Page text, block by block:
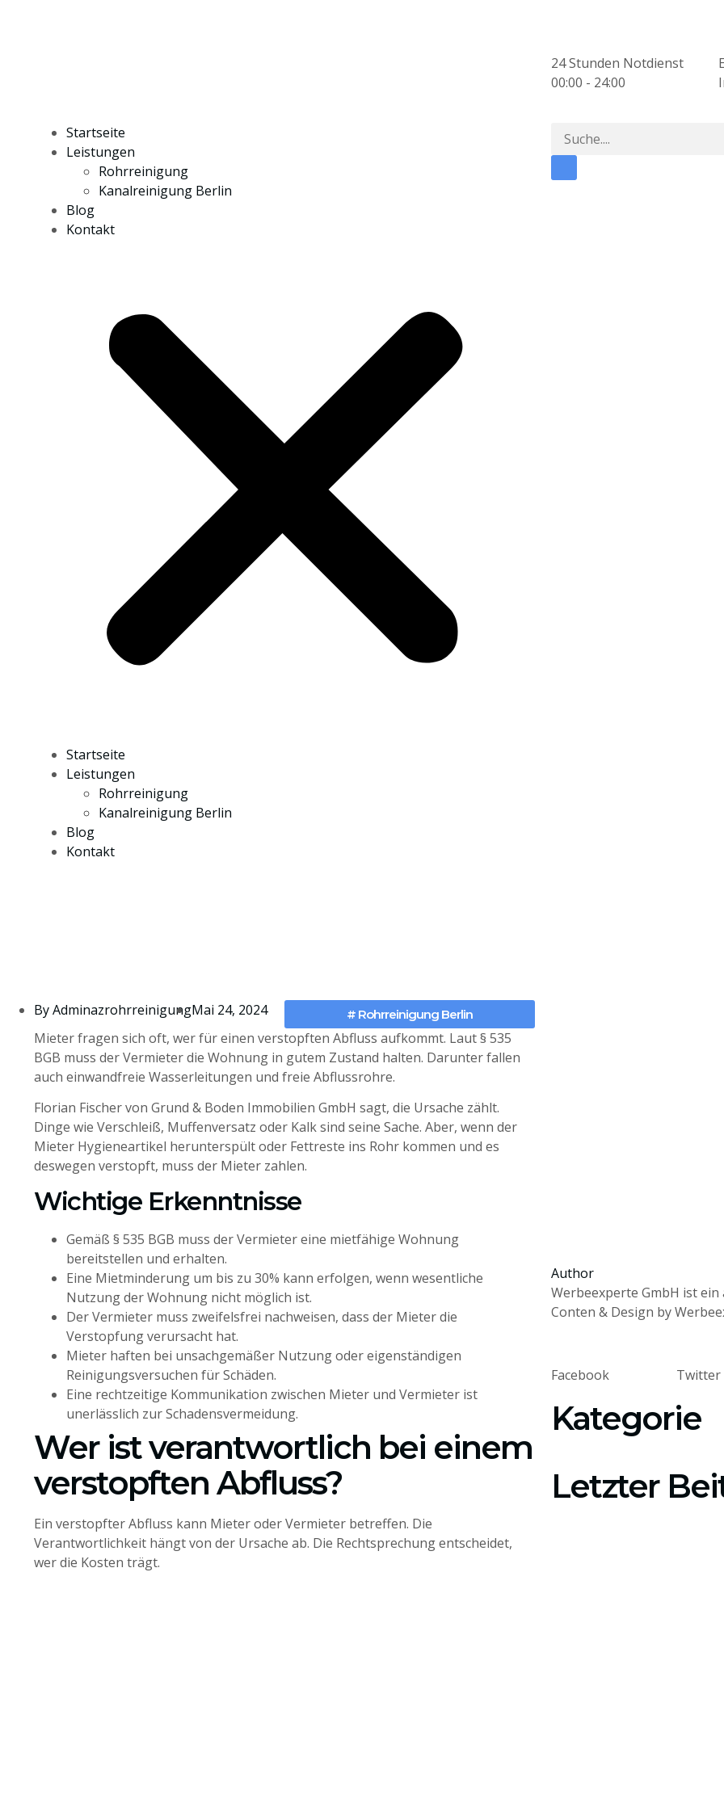
24 Stunden Notdienst
00:00 - 24:00
Startseite
Leistungen
Rohrreinigung
Kanalreinigung Berlin
Blog
Kontakt
Startseite
Leistungen
Rohrreinigung
Kanalreinigung Berlin
Blog
Kontakt
ByAdminazrohrreinigungMai 24, 2024 # Rohrreinigung Berlin
Mieter fragen sich oft, wer für einen verstopften Abfluss aufkommt. Laut § 535
BGB muss der Vermieter die Wohnung in gutem Zustand halten. Darunter fallen
auch einwandfreie Wasserleitungen und freie Abflussrohre.
Florian Fischer von Grund & Boden Immobilien GmbH sagt, die Ursache zählt.
Dinge wie Verschleiß, Muffenversatz oder Kalk sind seine Sache. Aber, wenn der
Mieter Hygieneartikel herunterspült oder Fettreste ins Rohr kommen und es
deswegen verstopft, muss der Mieter zahlen.
Wichtige Erkenntnisse
Gemäß § 535 BGB muss der Vermieter eine mietfähige Wohnung
bereitstellen und erhalten.
Eine Mietminderung um bis zu 30% kann erfolgen, wenn wesentliche
Nutzung der Wohnung nicht möglich ist.
Der Vermieter muss zweifelsfrei nachweisen, dass der Mieter die
Verstopfung verursacht hat.
Mieter haften bei unsachgemäßer Nutzung oder eigenständigen
Reinigungsversuchen für Schäden.
Eine rechtzeitige Kommunikation zwischen Mieter und Vermieter ist
unerlässlich zur Schadensvermeidung.
Wer ist verantwortlich bei einem
verstopften Abfluss?
Ein verstopfter Abfluss kann Mieter oder Vermieter betreffen. Die
Verantwortlichkeit hängt von der Ursache ab. Die Rechtsprechung entscheidet,
wer die Kosten trägt.
Author
Werbeexperte GmbH ist
Conten & Design by
Facebook Twitter
Kategorie
Letzter